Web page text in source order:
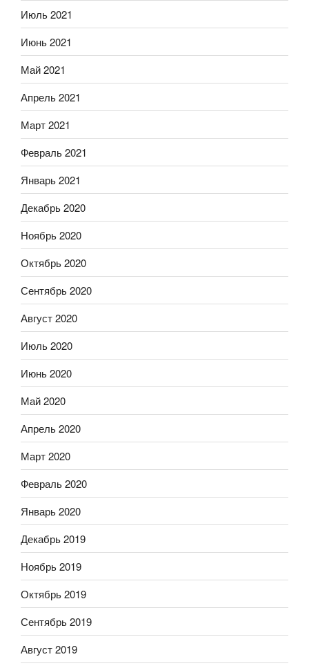
Июль 2021
Июнь 2021
Май 2021
Апрель 2021
Март 2021
Февраль 2021
Январь 2021
Декабрь 2020
Ноябрь 2020
Октябрь 2020
Сентябрь 2020
Август 2020
Июль 2020
Июнь 2020
Май 2020
Апрель 2020
Март 2020
Февраль 2020
Январь 2020
Декабрь 2019
Ноябрь 2019
Октябрь 2019
Сентябрь 2019
Август 2019